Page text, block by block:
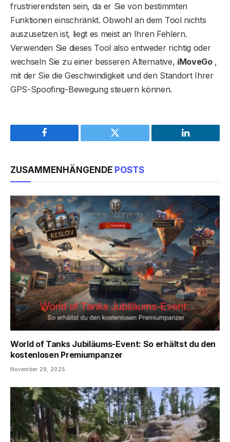
frustrierendsten sein, da er Sie von bestimmten
Funktionen einschränkt. Obwohl an dem Tool nichts
auszusetzen ist, liegt es meist an Ihren Fehlern.
Verwenden Sie dieses Tool also entweder richtig oder
wechseln Sie zu einer besseren Alternative, iMoveGo,
mit der Sie die Geschwindigkeit und den Standort Ihrer
GPS-Spoofing-Bewegung steuern können.
Facebook Twitter LinkedIn
ZUSAMMENHÄNGENDE POSTS
World of Tanks Jubiläums-Event: So erhältst du den
kostenlosen Premiumpanzer
November 29, 2025